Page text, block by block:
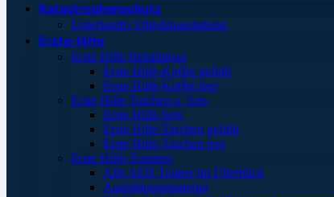
Katastrophenschutz
Unterkunft / Objektausstattung
Erste-Hilfe
Erste Hilfe Behältnisse
Erste Hilfe-Koffer gefüllt
Erste Hilfe-Koffer leer
Erste Hilfe Taschen u. Sets
Erste Hilfe-Sets
Erste Hilfe-Taschen gefüllt
Erste Hilfe-Taschen leer
Erste Hilfe-Training
Alle AED Trainer im Überblick
Ausbildungsmaterial